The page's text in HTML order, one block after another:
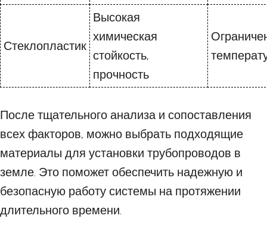
Стеклопластик
Высокая
химическая
стойкость,
прочность
После тщательного анализа и сопоставления
всех факторов, можно выбрать подходящие
материалы для установки трубопроводов в
земле. Это поможет обеспечить надежную и
безопасную работу системы на протяжении
длительного времени.